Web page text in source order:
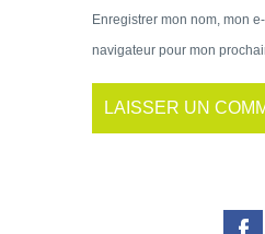
Enregistrer mon nom, mon
navigateur pour mon